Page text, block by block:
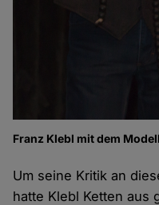
Franz Klebl mit dem
Um seine Kritik an
hatte Klebl Ketten aus